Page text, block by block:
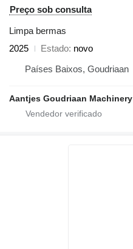
Preço sob consulta
Limpa bermas
2025
Estado novo
Países Baixos, Goudriaan
Aantjes Goudriaan Machinery